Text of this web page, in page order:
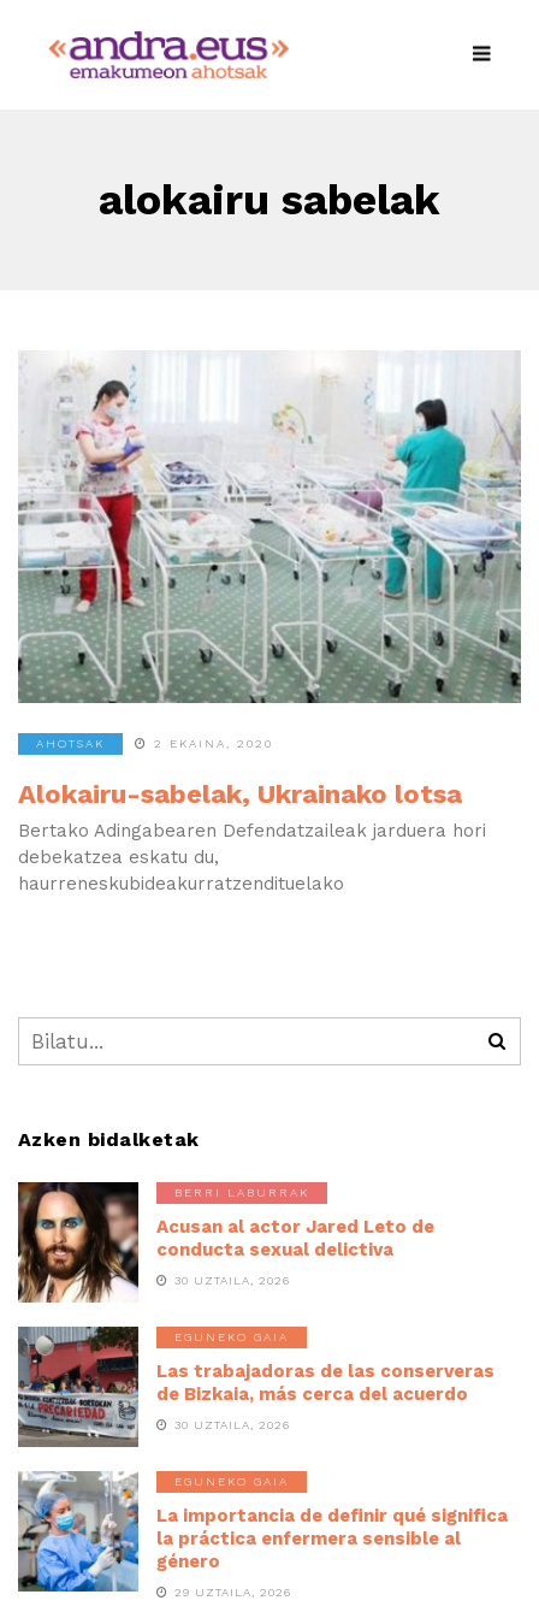
alokairu sabelak
AHOTSAK 2 EKAINA, 2020
Alokairu-sabelak, Ukrainako lotsa
Bertako Adingabearen Defendatzaileak jarduera hori
debekatzea eskatu du,
haurreneskubideakurratzendituelako
Azken bidalketak
BERRI LABURRAK
Acusan al actor Jared Leto de
conducta sexual delictiva
30 UZTAILA, 2026
EGUNEKO GAIA
Las trabajadoras de las conserveras
de Bizkaia, más cerca del acuerdo
30 UZTAILA, 2026
EGUNEKO GAIA
La importancia de definir qué significa
la práctica enfermera sensible al
género
29 UZTAILA, 2026